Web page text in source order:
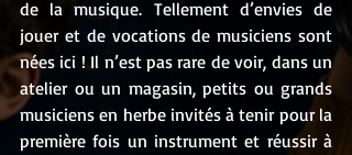
de la musique. Tellement d’envies de
jouer et de vocations de musiciens sont
nées ici ! Il n’est pas rare de voir, dans un
atelier ou un magasin, petits ou grands
musiciens en herbe invités à tenir pour la
première fois un instrument et réussir à